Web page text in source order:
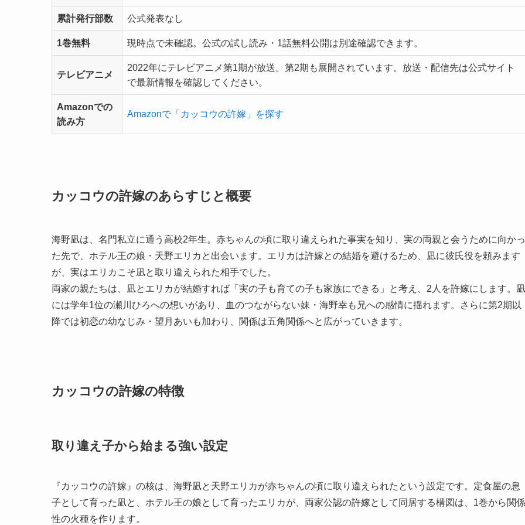
累計発行部数 公式発表なし
1巻無料 現時点で未確認。公式の試し読み・1話無料公開は別途確認できます。
テレビアニメ
2022年にテレビアニメ第1期が放送。第2期も展開されています。放送・配信先は公式サイト
で最新情報を確認してください。
Amazonでの
読み方
Amazonで「カッコウの許嫁」を探す
カッコウの許嫁のあらすじと概要
海野凪は、名門私立に通う高校2年生。赤ちゃんの頃に取り違えられた事実を知り、実の両親と会うために向かっ
た先で、ホテル王の娘・天野エリカと出会います。エリカは許嫁との結婚を避けるため、凪に彼氏役を頼みます
が、実はエリカこそ凪と取り違えられた相手でした。
両家の親たちは、凪とエリカが結婚すれば「実の子も育ての子も家族にできる」と考え、2人を許嫁にします。凪
には学年1位の瀬川ひろへの想いがあり、血のつながらない妹・海野幸も兄への感情に揺れます。さらに第2期以
降では初恋の幼なじみ・望月あいも加わり、関係は五角関係へと広がっていきます。
カッコウの許嫁の特徴
取り違え子から始まる強い設定
『カッコウの許嫁』の核は、海野凪と天野エリカが赤ちゃんの頃に取り違えられたという設定です。定食屋の息
子として育った凪と、ホテル王の娘として育ったエリカが、両家公認の許嫁として同居する構図は、1巻から関係
性の火種を作ります。